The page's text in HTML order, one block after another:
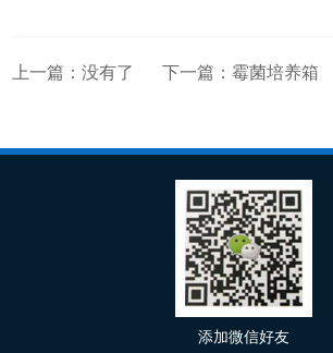
上一篇：没有了 下一篇： 霉菌培养箱
添加微信好友